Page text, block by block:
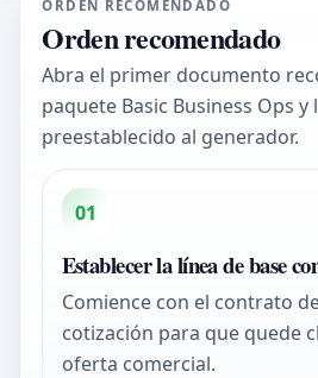
ORDEN RECOMENDADO
Orden recomendado
Abra el primer documento
paquete Basic Business Ops y
preestablecido al generador.
01
Establecer la línea de base
Comience con el contrato
cotización para que quede
oferta comercial.